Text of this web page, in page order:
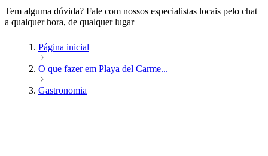
Tem alguma dúvida? Fale com nossos especialistas locais pelo chat
a qualquer hora, de qualquer lugar
Página inicial
O que fazer em Playa del Carme...
Gastronomia